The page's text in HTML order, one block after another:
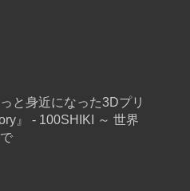
と身近になった3Dプリ
』 - 100SHIKI ～ 世界